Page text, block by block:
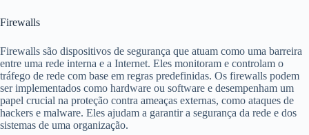
Firewalls
Firewalls são dispositivos de segurança que atuam como uma barreira
entre uma rede interna e a Internet. Eles monitoram e controlam o
tráfego de rede com base em regras predefinidas. Os firewalls podem
ser implementados como hardware ou software e desempenham um
papel crucial na proteção contra ameaças externas, como ataques de
hackers e malware. Eles ajudam a garantir a segurança da rede e dos
sistemas de uma organização.